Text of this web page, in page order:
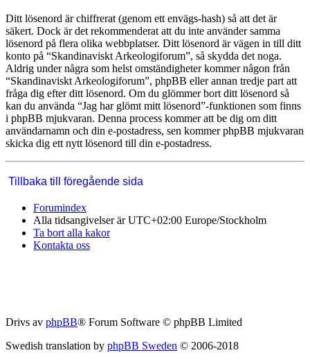
Ditt lösenord är chiffrerat (genom ett envägs-hash) så att det är
säkert. Dock är det rekommenderat att du inte använder samma
lösenord på flera olika webbplatser. Ditt lösenord är vägen in till ditt
konto på “Skandinaviskt Arkeologiforum”, så skydda det noga.
Aldrig under några som helst omständigheter kommer någon från
“Skandinaviskt Arkeologiforum”, phpBB eller annan tredje part att
fråga dig efter ditt lösenord. Om du glömmer bort ditt lösenord så
kan du använda “Jag har glömt mitt lösenord”-funktionen som finns
i phpBB mjukvaran. Denna process kommer att be dig om ditt
användarnamn och din e-postadress, sen kommer phpBB mjukvaran
skicka dig ett nytt lösenord till din e-postadress.
Tillbaka till föregående sida
Forumindex
Alla tidsangivelser är UTC+02:00 Europe/Stockholm
Ta bort alla kakor
Kontakta oss
Drivs av phpBB® Forum Software © phpBB Limited
Swedish translation by phpBB Sweden © 2006-2018